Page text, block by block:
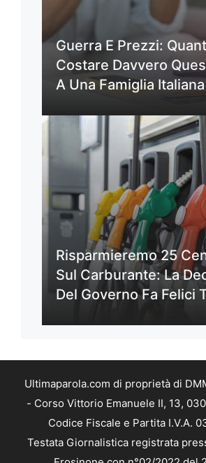
Guerra E Prezzi:
Costare Davvero
A Una Famiglia Italiana
Risparmieremo 25
Sul Carburante: La
Del Governo Fa Felici
Ultimaparola.com di proprietà di
- Corso Vittorio Emanuele II, 13,
Codice Fiscale e Partita I.V.A.
Testata Giornalistica registrata